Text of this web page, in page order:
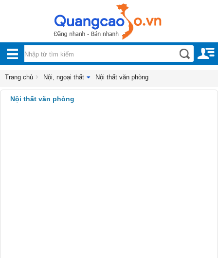
BỘ
DANH
MỤC
Nội, ngoại thất
Đồ gia dụng
Điện thoại, Viễn thông
Nhà và Đất
Trang chủ Nội, ngoại thất Nội thất văn phòng
Nội thất văn phòng